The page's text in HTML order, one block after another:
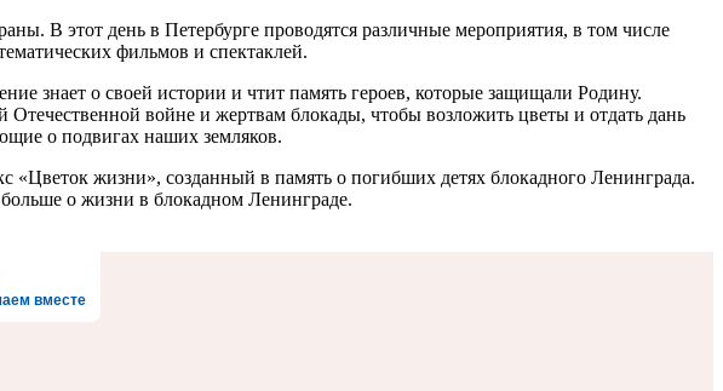
В этот день в Петербурге проводятся различные мероприятия, в том числе
фильмов и спектаклей.
знает о своей истории и чтит память героев, которые защищали Родину.
войне и жертвам блокады, чтобы возложить цветы и отдать дань
о подвигах наших земляков.
жизни», созданный в память о погибших детях блокадного Ленинграда.
о жизни в блокадном Ленинграде.
вместе